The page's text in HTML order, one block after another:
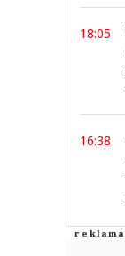
18:05
16:38